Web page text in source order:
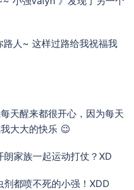
路人~ 这样过路给我祝福我
天醒来都很开心，因为每天
大大的快乐 😉
家族一起运动打仗？XD
都喷不死的小强！XDD